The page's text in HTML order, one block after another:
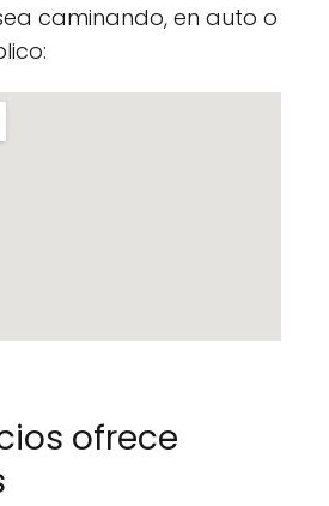
caminando, en auto o
ofrece